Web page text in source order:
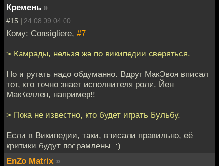
Кремень »
#15 | 24.08.09 04:00
Кому: Consigliere, #7
> Камрады, нельзя же по википедии сверяться.
Но и ругать надо обдуманно. Вдруг МакЭвоя вписал
тот, кто точно знает исполнителя роли. Йен
МакКеллен, например!!
> Пока не известно, кто будет играть Бульбу.
Если в Википедии, таки, вписали правильно, её
критики будут посрамлены. :)
EnZo Matrix »